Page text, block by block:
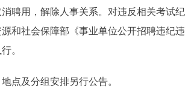
聘用，解除人事关系。对违反相关考试纪
和社会保障部《事业单位公开招聘违纪违
。
点及分组安排另行公告。